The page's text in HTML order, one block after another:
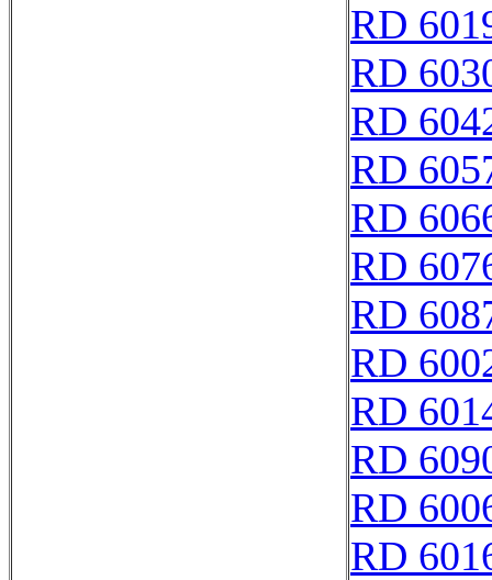
RD
RD
RD
RD
RD
RD
RD
RD
RD
RD
RD
RD